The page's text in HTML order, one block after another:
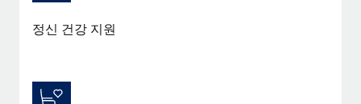
자세히 알아보기
Shootsta가 Remote를 통해 네 개의 시장에서 글로벌
채용을 확장한 방법
정신 건강 지원